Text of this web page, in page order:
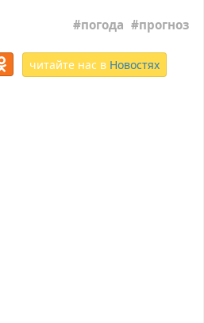
погода прогноз
читайте нас в Новостях